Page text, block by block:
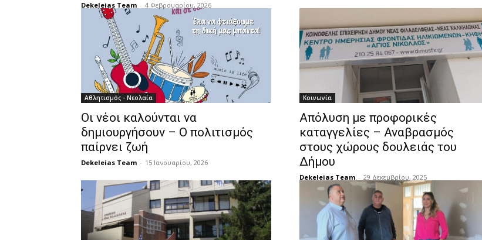
Dekeleias Team - 4 Φεβρουαρίου, 2026
Αθλητισμός - Νεολαία
Οι νέοι καλούνται να
δημιουργήσουν – Ο πολιτισμός
παίρνει ζωή
Dekeleias Team - 15 Ιανουαρίου, 2026
Κοινωνία
Απόλυση με προφορικές
καταγγελίες – Αναβρασμός
στους χώρους δουλειάς του
Δήμου
Dekeleias Team - 29 Δεκεμβρίου, 2025